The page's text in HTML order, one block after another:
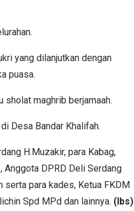
yang dilanjutkan dengan
puasa.
sholat maghrib berjamaah.
Desa Bandar Khalifah.
H.Muzakir, para Kabag,
Anggota DPRD Deli Serdang
serta para kades, Ketua FKDM
Spd MPd dan lainnya. (lbs)